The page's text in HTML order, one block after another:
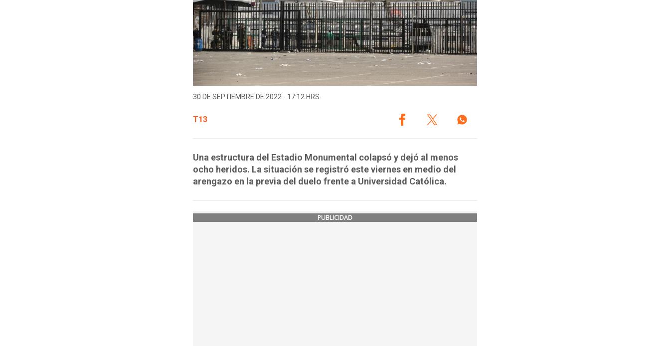
30 DE SEPTIEMBRE DE 2022 - 17:12 HRS.
T13
Una estructura del Estadio Monumental colapsó y dejó al menos
ocho heridos. La situación se registró este viernes en medio del
arengazo en la previa del duelo frente a Universidad Católica.
PUBLICIDAD